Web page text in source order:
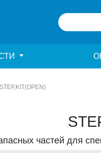
STEP,KIT(OPEN)
частей для